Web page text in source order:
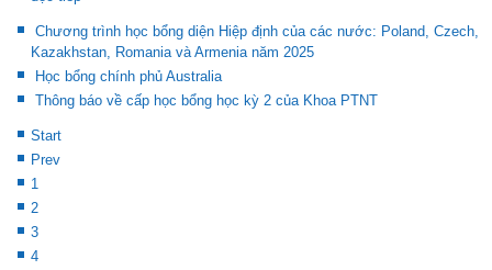
Chương trình học bổng diện Hiệp định của các nước: Poland, Czech,
Kazakhstan, Romania và Armenia năm 2025
Học bổng chính phủ Australia
Thông báo về cấp học bổng học kỳ 2 của Khoa PTNT
Start
Prev
1
2
3
4